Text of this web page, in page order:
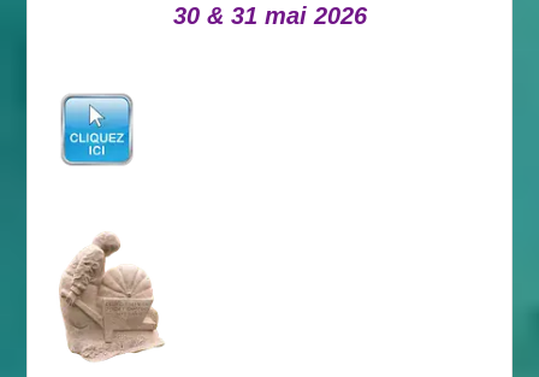
30 & 31 mai 2026